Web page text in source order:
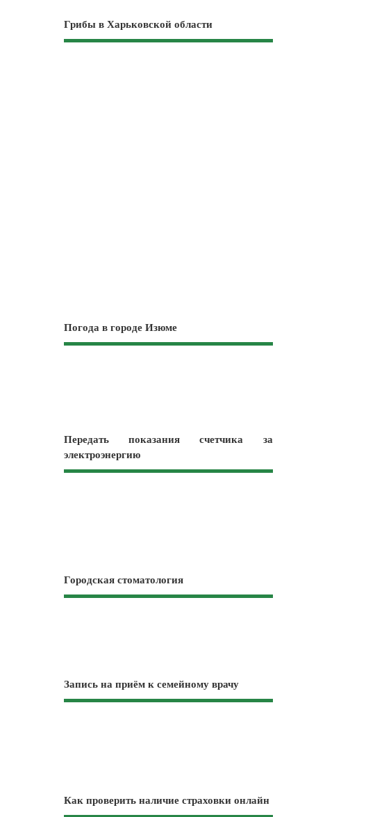
Грибы в Харьковской области
Погода в городе Изюме
Передать показания счетчика за
электроэнергию
Городская стоматология
Запись на приём к семейному врачу
Как проверить наличие страховки онлайн